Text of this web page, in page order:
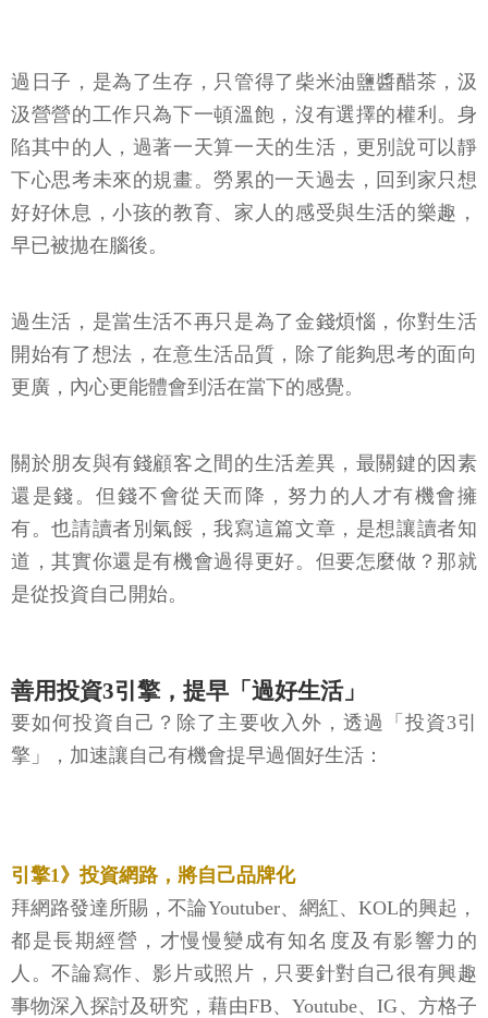
過日子，是為了生存，只管得了柴米油鹽醬醋茶，汲
汲營營的工作只為下一頓溫飽，沒有選擇的權利。身
陷其中的人，過著一天算一天的生活，更別說可以靜
下心思考未來的規畫。勞累的一天過去，回到家只想
好好休息，小孩的教育、家人的感受與生活的樂趣，
早已被拋在腦後。
過生活，是當生活不再只是為了金錢煩惱，你對生活
開始有了想法，在意生活品質，除了能夠思考的面向
更廣，內心更能體會到活在當下的感覺。
關於朋友與有錢顧客之間的生活差異，最關鍵的因素
還是錢。但錢不會從天而降，努力的人才有機會擁
有。也請讀者別氣餒，我寫這篇文章，是想讓讀者知
道，其實你還是有機會過得更好。但要怎麼做？那就
是從投資自己開始。
善用投資3引擎，提早「過好生活」
要如何投資自己？除了主要收入外，透過「投資3引
擎」，加速讓自己有機會提早過個好生活：
引擎1》投資網路，將自己品牌化
拜網路發達所賜，不論Youtuber、網紅、KOL的興起，
都是長期經營，才慢慢變成有知名度及有影響力的
人。不論寫作、影片或照片，只要針對自己很有興趣
事物深入探討及研究，藉由FB、Youtube、IG、方格子